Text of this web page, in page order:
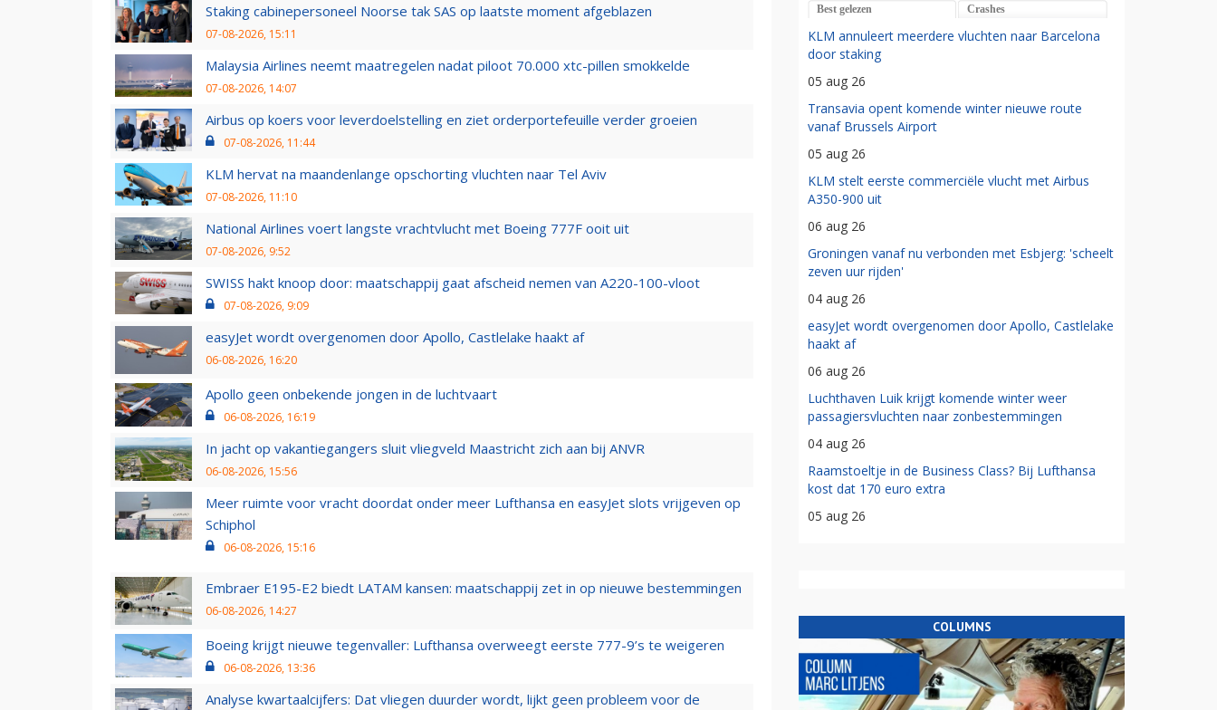
Staking cabinepersoneel Noorse tak SAS op laatste moment afgeblazen
07-08-2026, 15:11
Malaysia Airlines neemt maatregelen nadat piloot 70.000 xtc-pillen smokkelde
07-08-2026, 14:07
Airbus op koers voor leverdoelstelling en ziet orderportefeuille verder groeien
07-08-2026, 11:44
KLM hervat na maandenlange opschorting vluchten naar Tel Aviv
07-08-2026, 11:10
National Airlines voert langste vrachtvlucht met Boeing 777F ooit uit
07-08-2026, 9:52
SWISS hakt knoop door: maatschappij gaat afscheid nemen van A220-100-vloot
07-08-2026, 9:09
easyJet wordt overgenomen door Apollo, Castlelake haakt af
06-08-2026, 16:20
Apollo geen onbekende jongen in de luchtvaart
06-08-2026, 16:19
In jacht op vakantiegangers sluit vliegveld Maastricht zich aan bij ANVR
06-08-2026, 15:56
Meer ruimte voor vracht doordat onder meer Lufthansa en easyJet slots vrijgeven op
Schiphol
06-08-2026, 15:16
Embraer E195-E2 biedt LATAM kansen: maatschappij zet in op nieuwe bestemmingen
06-08-2026, 14:27
Boeing krijgt nieuwe tegenvaller: Lufthansa overweegt eerste 777-9’s te weigeren
06-08-2026, 13:36
Analyse kwartaalcijfers: Dat vliegen duurder wordt, lijkt geen probleem voor de
Best gelezen Crashes
KLM annuleert meerdere vluchten naar Barcelona
door staking
05 aug 26
Transavia opent komende winter nieuwe route
vanaf Brussels Airport
05 aug 26
KLM stelt eerste commerciële vlucht met Airbus
A350-900 uit
06 aug 26
Groningen vanaf nu verbonden met Esbjerg: 'scheelt
zeven uur rijden'
04 aug 26
easyJet wordt overgenomen door Apollo, Castlelake
haakt af
06 aug 26
Luchthaven Luik krijgt komende winter weer
passagiersvluchten naar zonbestemmingen
04 aug 26
Raamstoeltje in de Business Class? Bij Lufthansa
kost dat 170 euro extra
05 aug 26
COLUMNS